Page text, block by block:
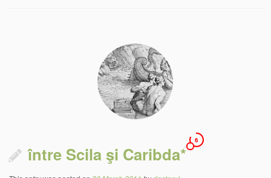
între Scila şi Caribda*
6